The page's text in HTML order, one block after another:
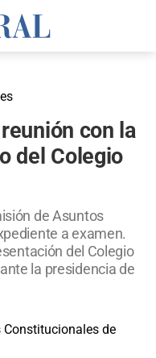
con la
del Colegio
de Asuntos
a examen.
del Colegio
la presidencia de